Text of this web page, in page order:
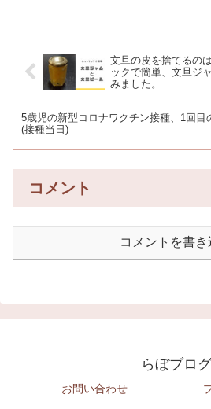
文旦の皮を捨てるの
ックで簡単、文旦ジ
みました。
5歳児の新型コロナワクチン接種、1回目
(接種当日)
コメント
コメントを書き
らぼブログ
お問い合わせ